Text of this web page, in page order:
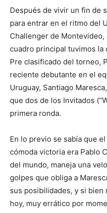
Después de vivir un fin de
para entrar en el ritmo del
Challenger de
cuadro principal tuvimos
Pre clasificado del torneo,
reciente debutante en el
Uruguay, Santiago
que dos de los Invitados
primera ronda.
En lo previo se sabía que
cómoda victoria era Pablo
del mundo, maneja una
golpes que obliga a
sus posibilidades, y si bien
hoy, muy errático por